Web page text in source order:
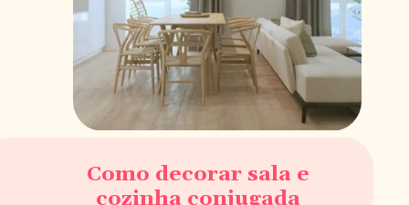
Como decorar sala e
cozinha conjugada